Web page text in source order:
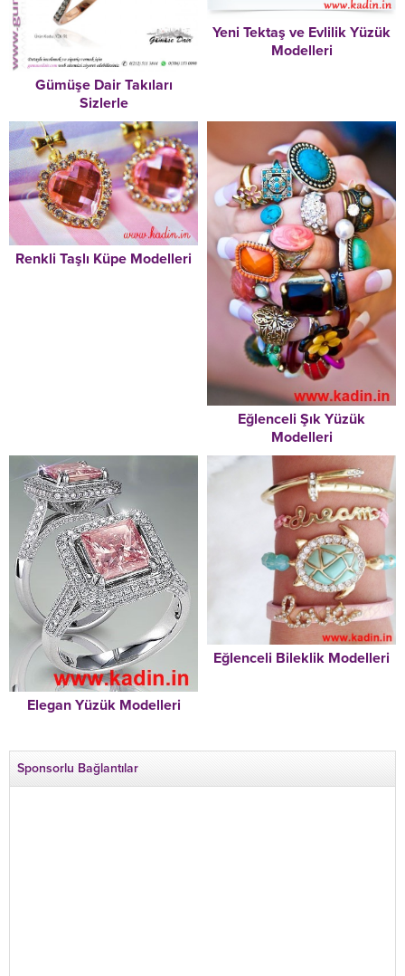
Gümüşe Dair Takıları
Sizlerle
Yeni Tektaş ve Evlilik Yüzük
Modelleri
Renkli Taşlı Küpe Modelleri
Eğlenceli Şık Yüzük
Modelleri
Elegan Yüzük Modelleri
Eğlenceli Bileklik Modelleri
Sponsorlu Bağlantılar